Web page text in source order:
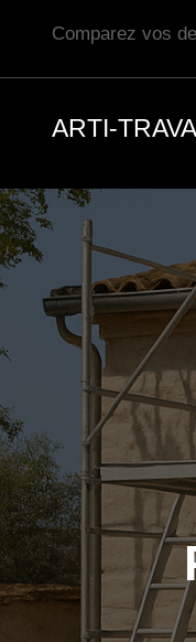
Comparez vos
ARTI-